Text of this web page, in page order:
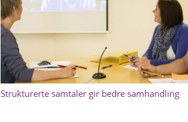
Strukturerte samtaler gir bedre samhandling